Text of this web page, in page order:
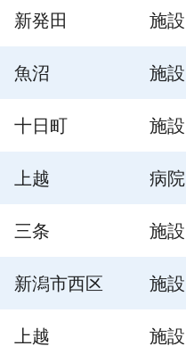
新発田 施設
魚沼 施設
十日町 施設
上越 病院
三条 施設
新潟市西区 施設
上越 施設